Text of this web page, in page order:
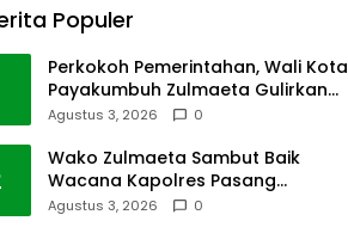
Populer
Perkokoh Pemerintahan, Wali Kota
Payakumbuh Zulmaeta Gulirkan
Jabatan
Agustus 3, 2026 0
Wako Zulmaeta Sambut Baik
Wacana Kapolres Pasang
Kamera Pantau Lalin
Agustus 3, 2026 0